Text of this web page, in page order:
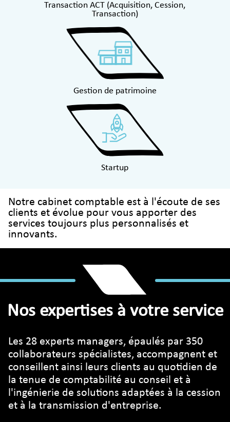
Transaction ACT (Acquisition, Cession,
Transaction)
Gestion de patrimoine
Startup
Notre cabinet comptable est à l'écoute de ses
clients et évolue pour vous apporter des
services toujours plus personnalisés et
innovants.
Nos expertises à votre service
Les 28 experts managers, épaulés par 350
collaborateurs spécialistes, accompagnent et
conseillent ainsi leurs clients au quotidien de
la tenue de comptabilité au conseil et à
l'ingénierie de solutions adaptées à la cession
et à la transmission d'entreprise.